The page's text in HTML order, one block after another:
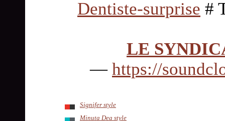
Dentiste-surprise #
LE
— https://
Signifer style
Minuta Dea style